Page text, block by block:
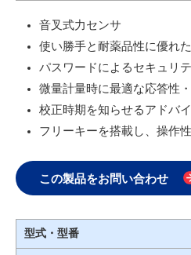
音叉式力センサ
使い勝手と耐薬品性に優れ
パスワードによるセキュリ
微量計量時に最適な応答性
校正時期を知らせるアドバ
フリーキーを搭載し、操作
この製品をお問い合わせ
型式・型番